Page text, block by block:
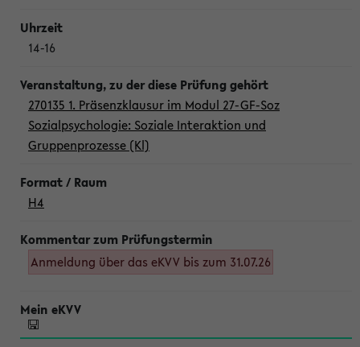
14-16
270135 1. Präsenzklausur im Modul 27-GF-Soz
Sozialpsychologie: Soziale Interaktion und
Gruppenprozesse (Kl)
H4
Anmeldung über das eKVV bis zum 31.07.26